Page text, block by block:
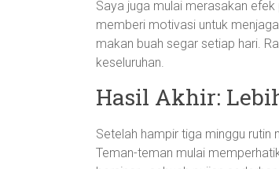
Saya juga mulai merasakan
memberi motivasi untuk
makan buah segar setiap hari.
keseluruhan.
Hasil Akhir:
Setelah hampir tiga minggu rutin
Teman-teman mulai